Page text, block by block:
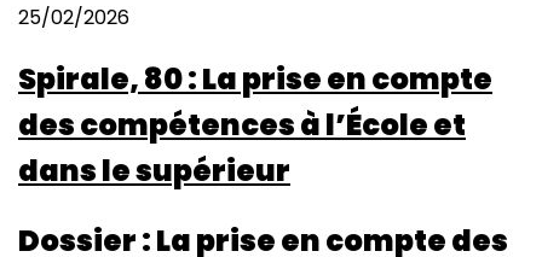
25/02/2026
Spirale, 80 : La prise en compte
des compétences à l’École et
dans le supérieur
Dossier : La prise en compte des